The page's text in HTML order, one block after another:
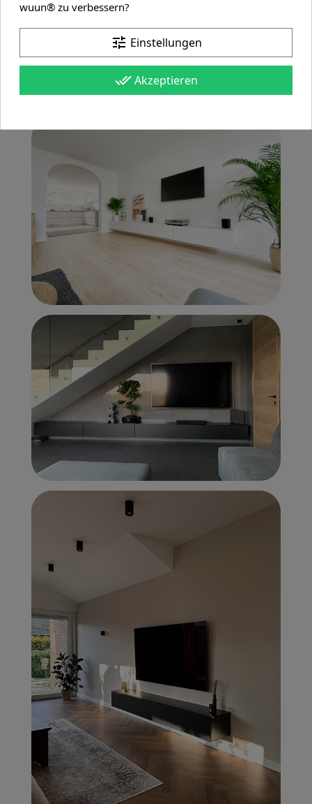
wuun® zu verbessern?
tune Einstellungen
done_all Akzeptieren